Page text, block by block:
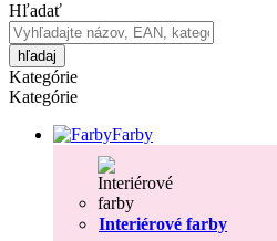
Hľadať
hľadaj
Kategórie
Kategórie
Farby
Interiérové farby